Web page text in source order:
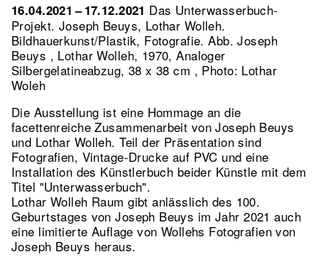
16.04.2021 – 17.12.2021 Das Unterwasserbuch-
Projekt. Joseph Beuys, Lothar Wolleh.
Bildhauerkunst/Plastik, Fotografie.Abb. Joseph
Beuys , Lothar Wolleh, 1970, Analoger
Silbergelatineabzug, 38 x 38 cm , Photo: Lothar
Woleh
Die Ausstellung ist eine Hommage an die
facettenreiche Zusammenarbeit von Joseph Beuys
und Lothar Wolleh. Teil der Präsentation sind
Fotografien, Vintage-Drucke auf PVC und eine
Installation des Künstlerbuch beider Künstle mit dem
Titel "Unterwasserbuch".
Lothar Wolleh Raum gibt anlässlich des 100.
Geburtstages von Joseph Beuys im Jahr 2021 auch
eine limitierte Auflage von Wollehs Fotografien von
Joseph Beuys heraus.